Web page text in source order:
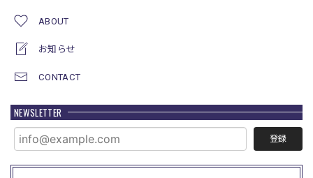
ABOUT
お知らせ
CONTACT
NEWSLETTER
登録